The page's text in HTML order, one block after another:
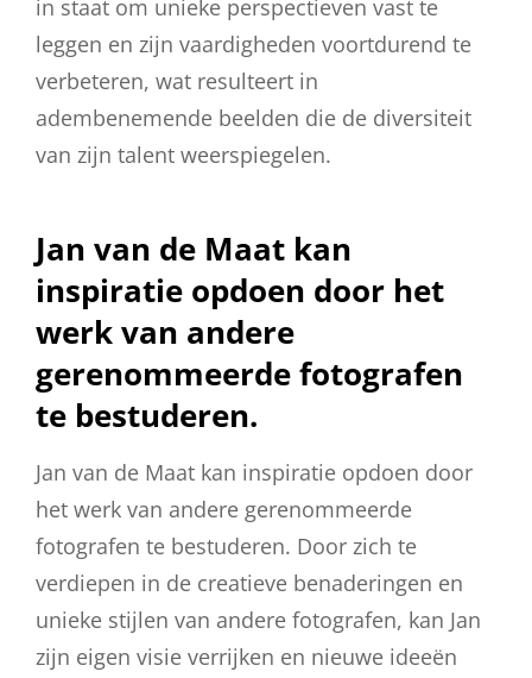
in staat om unieke perspectieven vast te
leggen en zijn vaardigheden voortdurend te
verbeteren, wat resulteert in
adembenemende beelden die de diversiteit
van zijn talent weerspiegelen.
Jan van de Maat kan
inspiratie opdoen door het
werk van andere
gerenommeerde fotografen
te bestuderen.
Jan van de Maat kan inspiratie opdoen door
het werk van andere gerenommeerde
fotografen te bestuderen. Door zich te
verdiepen in de creatieve benaderingen en
unieke stijlen van andere fotografen, kan Jan
zijn eigen visie verrijken en nieuwe ideeën